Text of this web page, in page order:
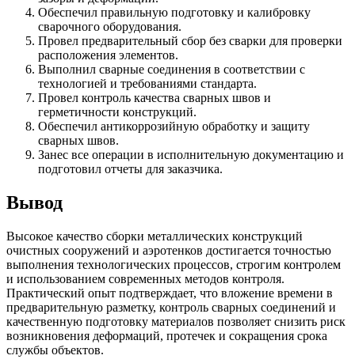
Обеспечил правильную подготовку и калибровку
сварочного оборудования.
Провел предварительный сбор без сварки для проверки
расположения элементов.
Выполнил сварные соединения в соответствии с
технологией и требованиями стандарта.
Провел контроль качества сварных швов и
герметичности конструкций.
Обеспечил антикоррозийную обработку и защиту
сварных швов.
Занес все операции в исполнительную документацию и
подготовил отчеты для заказчика.
Вывод
Высокое качество сборки металлических конструкций
очистных сооружений и аэротенков достигается точностью
выполнения технологических процессов, строгим контролем
и использованием современных методов контроля.
Практический опыт подтверждает, что вложение времени в
предварительную разметку, контроль сварных соединений и
качественную подготовку материалов позволяет снизить риск
возникновения деформаций, протечек и сокращения срока
службы объектов.